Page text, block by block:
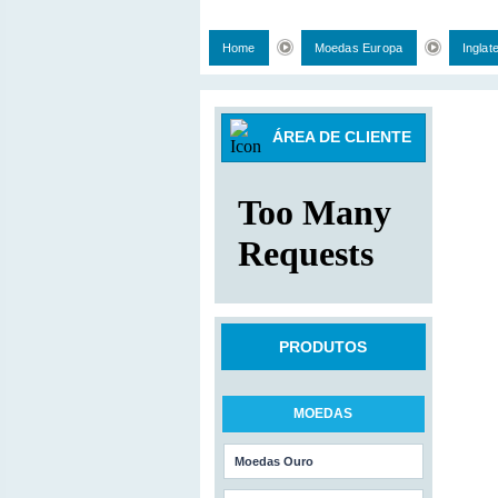
Home Moedas Europa
ÁREA DE CLIENTE
PRODUTOS
MOEDAS
Moedas Ouro